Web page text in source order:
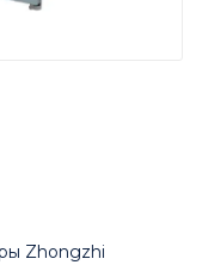
Zhongzhi